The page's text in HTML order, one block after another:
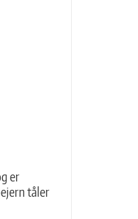
er
tåler